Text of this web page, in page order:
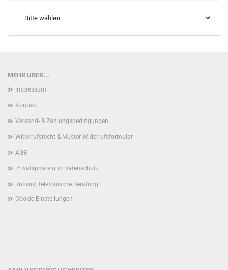
MEHR ÜBER...
Impressum
Kontakt
Versand- & Zahlungsbedingungen
Widerrufsrecht & Muster-Widerrufsformular
AGB
Privatsphäre und Datenschutz
Rückruf, telefonische Beratung
Cookie Einstellungen